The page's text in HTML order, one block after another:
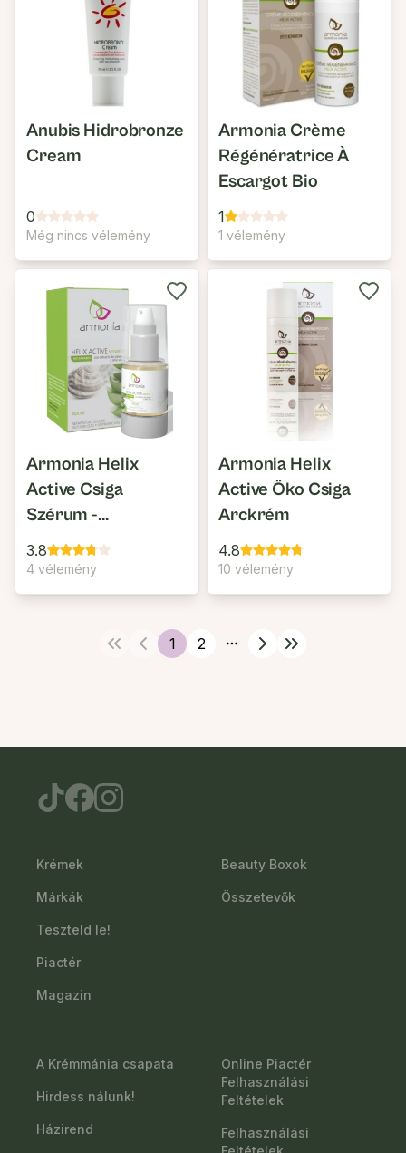
Anubis Hidrobronze
Cream
0
Még nincs vélemény
Armonia Crème
Régénératrice À
Escargot Bio
1
1 vélemény
Armonia Helix
Active Csiga
Szérum -
Csigacsoda
Ránctalanító -
Revitalizáló -
Csökkentő
3.8
4 vélemény
Armonia Helix
Active Öko Csiga
Arckrém
4.8
10 vélemény
1 2
More pages
Krémek
Márkák
Teszteld le!
Piactér
Magazin
Beauty Boxok
Összetevők
A Krémmánia csapata
Hirdess nálunk!
Házirend
Online Piactér
Felhasználási
Feltételek
Felhasználási